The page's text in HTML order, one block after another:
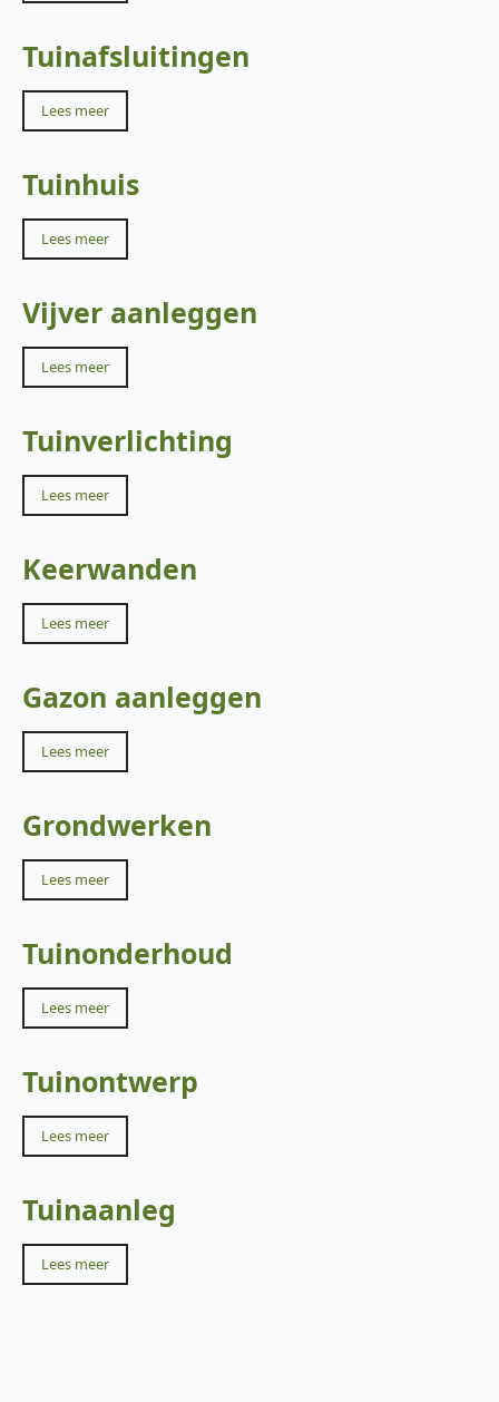
Tuinafsluitingen
Lees meer
Tuinhuis
Lees meer
Vijver aanleggen
Lees meer
Tuinverlichting
Lees meer
Keerwanden
Lees meer
Gazon aanleggen
Lees meer
Grondwerken
Lees meer
Tuinonderhoud
Lees meer
Tuinontwerp
Lees meer
Tuinaanleg
Lees meer